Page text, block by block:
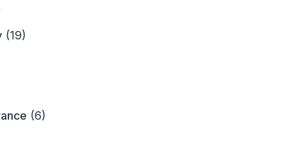
(19)
(6)